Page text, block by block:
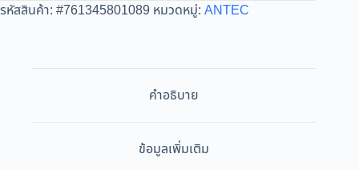
รหัสสินค้า: #761345801089 หมวดหมู่: ANTEC
คำอธิบาย
ข้อมูลเพิ่มเติม